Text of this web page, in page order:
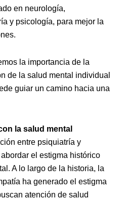
en neurología,
y psicología, para mejor la
la importancia de la
de la salud mental individual
guiar un camino hacia una
la salud mental
entre psiquiatría y
el estigma histórico
A lo largo de la historia, la
ha generado el estigma
atención de salud